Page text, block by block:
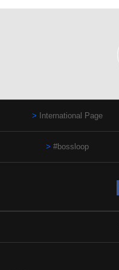
International Page
#bossloop